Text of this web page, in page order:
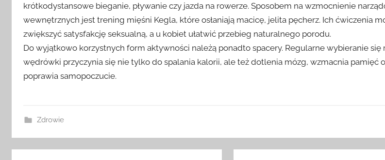
krótkodystansowe bieganie, pływanie czy jazda na rowerze. Sposobem na wzmocnienie
wewnętrznych jest trening mięśni Kegla, które osłaniają macicę, jelita pęcherz. Ich ćwiczenia
zwiększyć satysfakcję seksualną, a u kobiet ułatwić przebieg naturalnego porodu.
Do wyjątkowo korzystnych form aktywności należą ponadto spacery. Regularne wybieranie się
wędrówki przyczynia się nie tylko do spalania kalorii, ale też dotlenia mózg, wzmacnia pamięć
poprawia samopoczucie.
Zdrowie